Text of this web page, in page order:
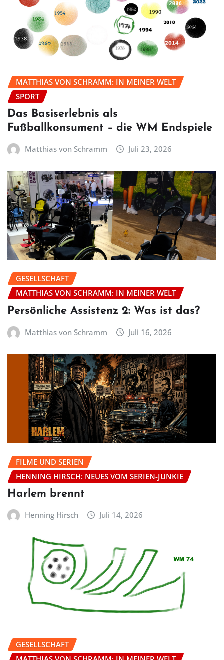
MATTHIAS VON SCHRAMM: IN MEINER WELT
SPORT
Das Basiserlebnis als
Fußballkonsument – die WM Endspiele
Matthias von Schramm Juli 23, 2026
GESELLSCHAFT
MATTHIAS VON SCHRAMM: IN MEINER WELT
Persönliche Assistenz 2: Was ist das?
Matthias von Schramm Juli 16, 2026
FILME UND SERIEN
HENNING HIRSCH: NEUES VOM SERIEN-JUNKIE
Harlem brennt
Henning Hirsch Juli 14, 2026
GESELLSCHAFT